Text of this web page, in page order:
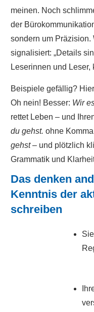
meinen. Noch
der
sondern um Präzision.
signalisiert: „Details
Leserinnen und Leser,
Beispiele gefällig?
Oh nein! Besser: Wir
rettet Leben – und
du gehst. ohne
gehst– und plötzlich
Grammatik und
Das denken
Kenntnis der
schreiben